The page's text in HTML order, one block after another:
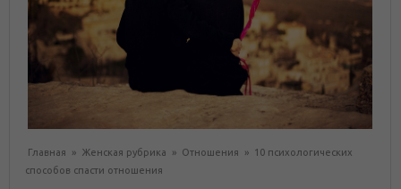
Главная » Женская рубрика » Отношения » 10 психологических
способов спасти отношения